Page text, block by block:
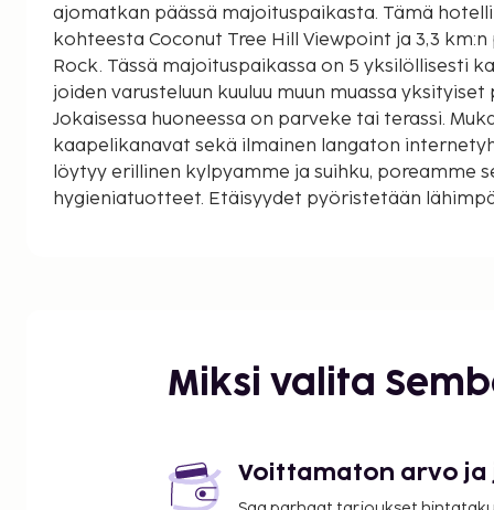
ajomatkan päässä majoituspaikasta. Tämä hotelli sijaitsee 2,7 km:n päässä
kohteesta Coconut Tree Hill Viewpoint ja 3,3
Rock. Tässä majoituspaikassa on 5 yksilöllisesti
joiden varusteluun kuuluu muun muassa
Jokaisessa huoneessa on parveke tai terassi.
kaapelikanavat sekä ilmainen langaton
löytyy erillinen kylpyamme ja suihku, poreamme
hygieniatuotteet. Etäisyydet pyöristetään
Madiha Beach - 4,6 km / 2,8 mi
Mirissa-kalasatama - 4,6 km / 2,9 mi
Colombon linnoitus - 8,1 km / 5 mi
Weligaman ranta - 8,6 km / 5,3 mi
Miksi valita
Voittamaton arvo ja